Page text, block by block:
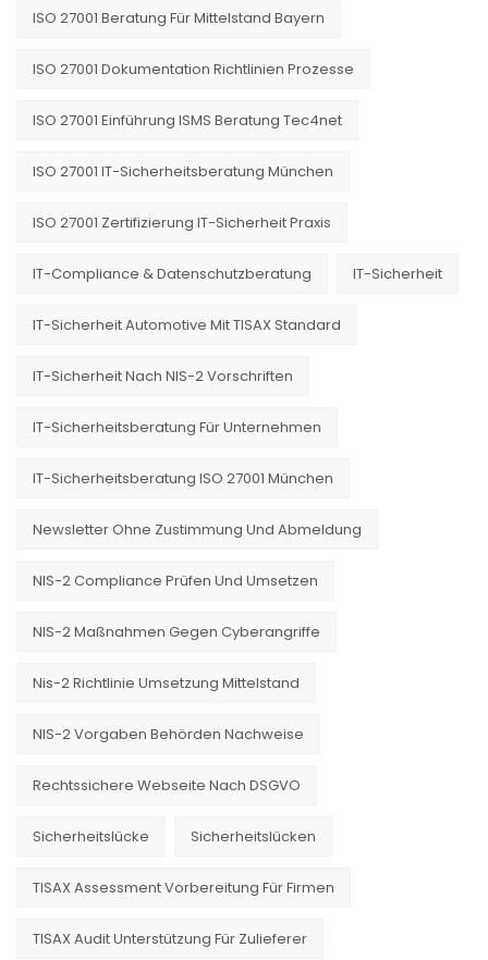
ISO 27001 Beratung Für Mittelstand Bayern
ISO 27001 Dokumentation Richtlinien Prozesse
ISO 27001 Einführung ISMS Beratung Tec4net
ISO 27001 IT-Sicherheitsberatung München
ISO 27001 Zertifizierung IT-Sicherheit Praxis
IT-Compliance & Datenschutzberatung IT-Sicherheit
IT-Sicherheit Automotive Mit TISAX Standard
IT-Sicherheit Nach NIS-2 Vorschriften
IT-Sicherheitsberatung Für Unternehmen
IT-Sicherheitsberatung ISO 27001 München
Newsletter Ohne Zustimmung Und Abmeldung
NIS-2 Compliance Prüfen Und Umsetzen
NIS-2 Maßnahmen Gegen Cyberangriffe
Nis-2 Richtlinie Umsetzung Mittelstand
NIS-2 Vorgaben Behörden Nachweise
Rechtssichere Webseite Nach DSGVO
Sicherheitslücke Sicherheitslücken
TISAX Assessment Vorbereitung Für Firmen
TISAX Audit Unterstützung Für Zulieferer